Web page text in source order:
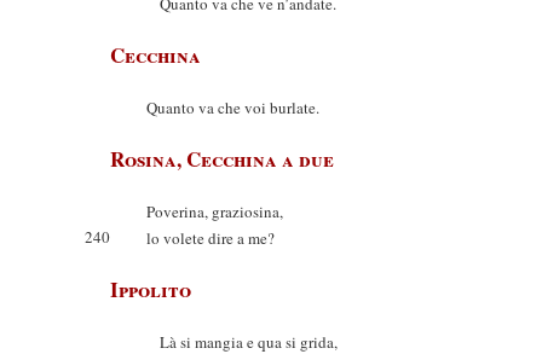
Cecchina
Quanto va che voi burlate.
Rosina, Cecchina a due
Poverina, graziosina,
240
lo volete dire a me?
Ippolito
Là si mangia e qua si grida,